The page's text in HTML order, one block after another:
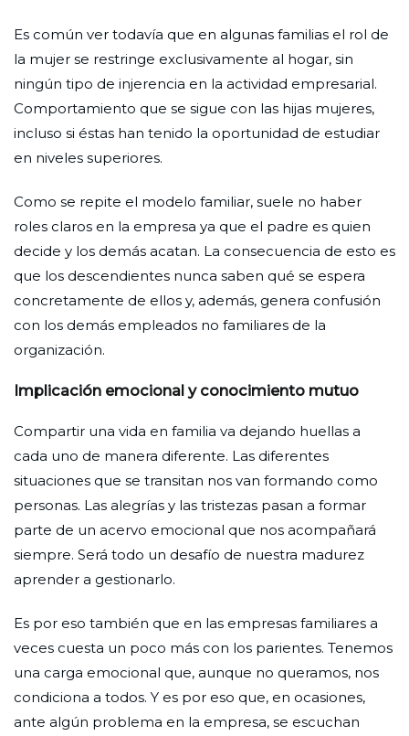
Es común ver todavía que en algunas familias el rol de
la mujer se restringe exclusivamente al hogar, sin
ningún tipo de injerencia en la actividad empresarial.
Comportamiento que se sigue con las hijas mujeres,
incluso si éstas han tenido la oportunidad de estudiar
en niveles superiores.
Como se repite el modelo familiar, suele no haber
roles claros en la empresa ya que el padre es quien
decide y los demás acatan. La consecuencia de esto es
que los descendientes nunca saben qué se espera
concretamente de ellos y, además, genera confusión
con los demás empleados no familiares de la
organización.
Implicación emocional y conocimiento mutuo
Compartir una vida en familia va dejando huellas a
cada uno de manera diferente. Las diferentes
situaciones que se transitan nos van formando como
personas. Las alegrías y las tristezas pasan a formar
parte de un acervo emocional que nos acompañará
siempre. Será todo un desafío de nuestra madurez
aprender a gestionarlo.
Es por eso también que en las empresas familiares a
veces cuesta un poco más con los parientes. Tenemos
una carga emocional que, aunque no queramos, nos
condiciona a todos. Y es por eso que, en ocasiones,
ante algún problema en la empresa, se escuchan